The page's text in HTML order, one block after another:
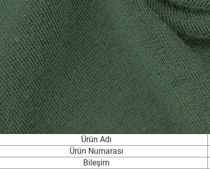
Ürün Adı
Ürün Numarası
Bileşim